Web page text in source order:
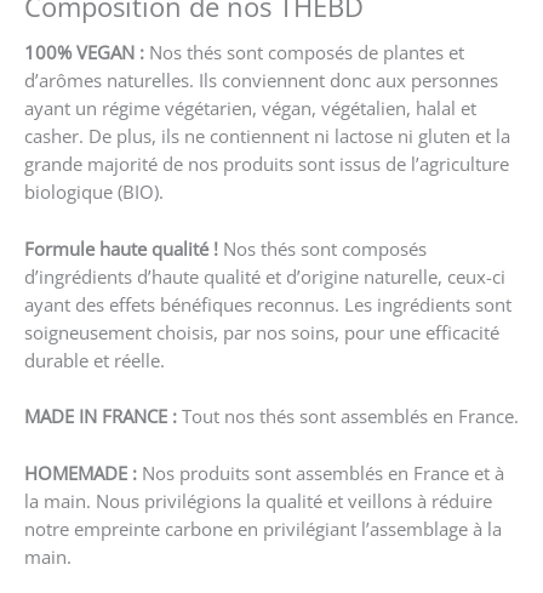
100% VEGAN : Nos thés sont composés de plantes et
d’arômes naturelles. Ils conviennent donc aux personnes
ayant un régime végétarien, végan, végétalien, halal et
casher. De plus, ils ne contiennent ni lactose ni gluten et la
grande majorité de nos produits sont issus de l’agriculture
biologique (BIO).
Formule haute qualité ! Nos thés sont composés
d’ingrédients d’haute qualité et d’origine naturelle, ceux-ci
ayant des effets bénéfiques reconnus. Les ingrédients sont
soigneusement choisis, par nos soins, pour une efficacité
durable et réelle.
MADE IN FRANCE : Tout nos thés sont assemblés en France.
HOMEMADE : Nos produits sont assemblés en France et à
la main. Nous privilégions la qualité et veillons à réduire
notre empreinte carbone en privilégiant l’assemblage à la
main.